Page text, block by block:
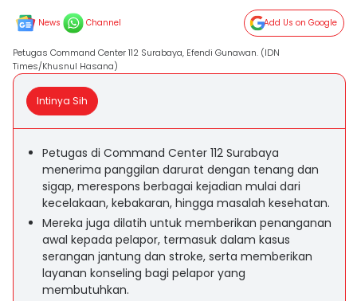
News Channel Add Us on Google
Petugas Command Center 112 Surabaya, Efendi Gunawan. (IDN
Times/Khusnul Hasana)
Intinya Sih
Petugas di Command Center 112 Surabaya
menerima panggilan darurat dengan tenang dan
sigap, merespons berbagai kejadian mulai dari
kecelakaan, kebakaran, hingga masalah kesehatan.
Mereka juga dilatih untuk memberikan penanganan
awal kepada pelapor, termasuk dalam kasus
serangan jantung dan stroke, serta memberikan
layanan konseling bagi pelapor yang
membutuhkan.